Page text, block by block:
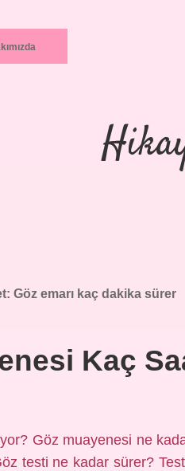
Göz emarı kaç dakika sürer
Kaç
Göz muayenesi ne
testi ne kadar sürer?